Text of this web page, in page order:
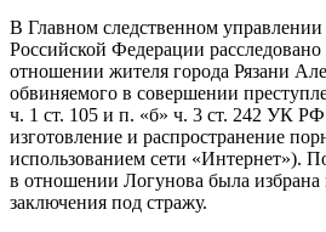
В Главном следственном управлении
Российской Федерации расследовано
отношении жителя города Рязани
обвиняемого в совершении
ч. 1 ст. 105 и п. «б» ч. 3 ст. 242 УК
изготовление и распространение
использованием сети «Интернет»).
в отношении Логунова была избрана
заключения под стражу.